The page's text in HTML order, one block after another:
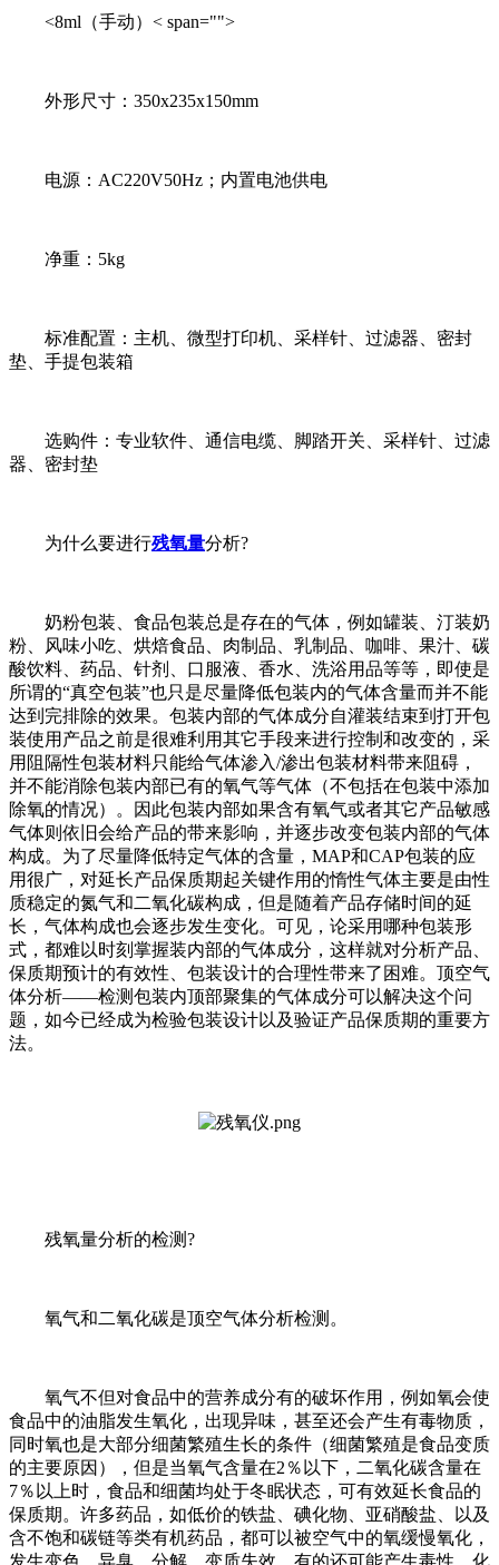
<8ml（手动）< span="">
外形尺寸：350x235x150mm
电源：AC220V50Hz；内置电池供电
净重：5kg
标准配置：主机、微型打印机、采样针、过滤器、密封
垫、手提包装箱
选购件：专业软件、通信电缆、脚踏开关、采样针、过滤
器、密封垫
为什么要进行残氧量分析?
奶粉包装、食品包装总是存在的气体，例如罐装、汀装奶
粉、风味小吃、烘焙食品、肉制品、乳制品、咖啡、果汁、碳
酸饮料、药品、针剂、口服液、香水、洗浴用品等等，即使是
所谓的“真空包装”也只是尽量降低包装内的气体含量而并不能
达到完排除的效果。包装内部的气体成分自灌装结束到打开包
装使用产品之前是很难利用其它手段来进行控制和改变的，采
用阻隔性包装材料只能给气体渗入/渗出包装材料带来阻碍，
并不能消除包装内部已有的氧气等气体（不包括在包装中添加
除氧的情况）。因此包装内部如果含有氧气或者其它产品敏感
气体则依旧会给产品的带来影响，并逐步改变包装内部的气体
构成。为了尽量降低特定气体的含量，MAP和CAP包装的应
用很广，对延长产品保质期起关键作用的惰性气体主要是由性
质稳定的氮气和二氧化碳构成，但是随着产品存储时间的延
长，气体构成也会逐步发生变化。可见，论采用哪种包装形
式，都难以时刻掌握装内部的气体成分，这样就对分析产品、
保质期预计的有效性、包装设计的合理性带来了困难。顶空气
体分析——检测包装内顶部聚集的气体成分可以解决这个问
题，如今已经成为检验包装设计以及验证产品保质期的重要方
法。
残氧量分析的检测?
氧气和二氧化碳是顶空气体分析检测。
氧气不但对食品中的营养成分有的破坏作用，例如氧会使
食品中的油脂发生氧化，出现异味，甚至还会产生有毒物质，
同时氧也是大部分细菌繁殖生长的条件（细菌繁殖是食品变质
的主要原因），但是当氧气含量在2％以下，二氧化碳含量在
7％以上时，食品和细菌均处于冬眠状态，可有效延长食品的
保质期。许多药品，如低价的铁盐、碘化物、亚硝酸盐、以及
含不饱和碳链等类有机药品，都可以被空气中的氧缓慢氧化，